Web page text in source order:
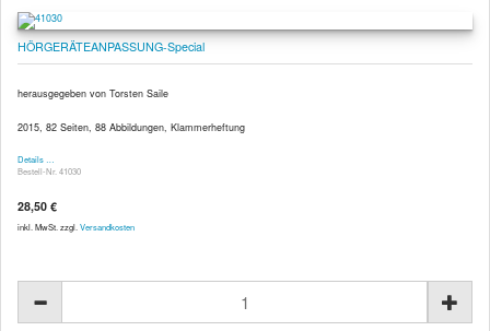
HÖRGERÄTEANPASSUNG-Special
herausgegeben von Torsten Saile
2015, 82 Seiten, 88 Abbildungen, Klammerheftung
Details …
Bestell-Nr. 41030
28,50 €
inkl. MwSt. zzgl. Versandkosten